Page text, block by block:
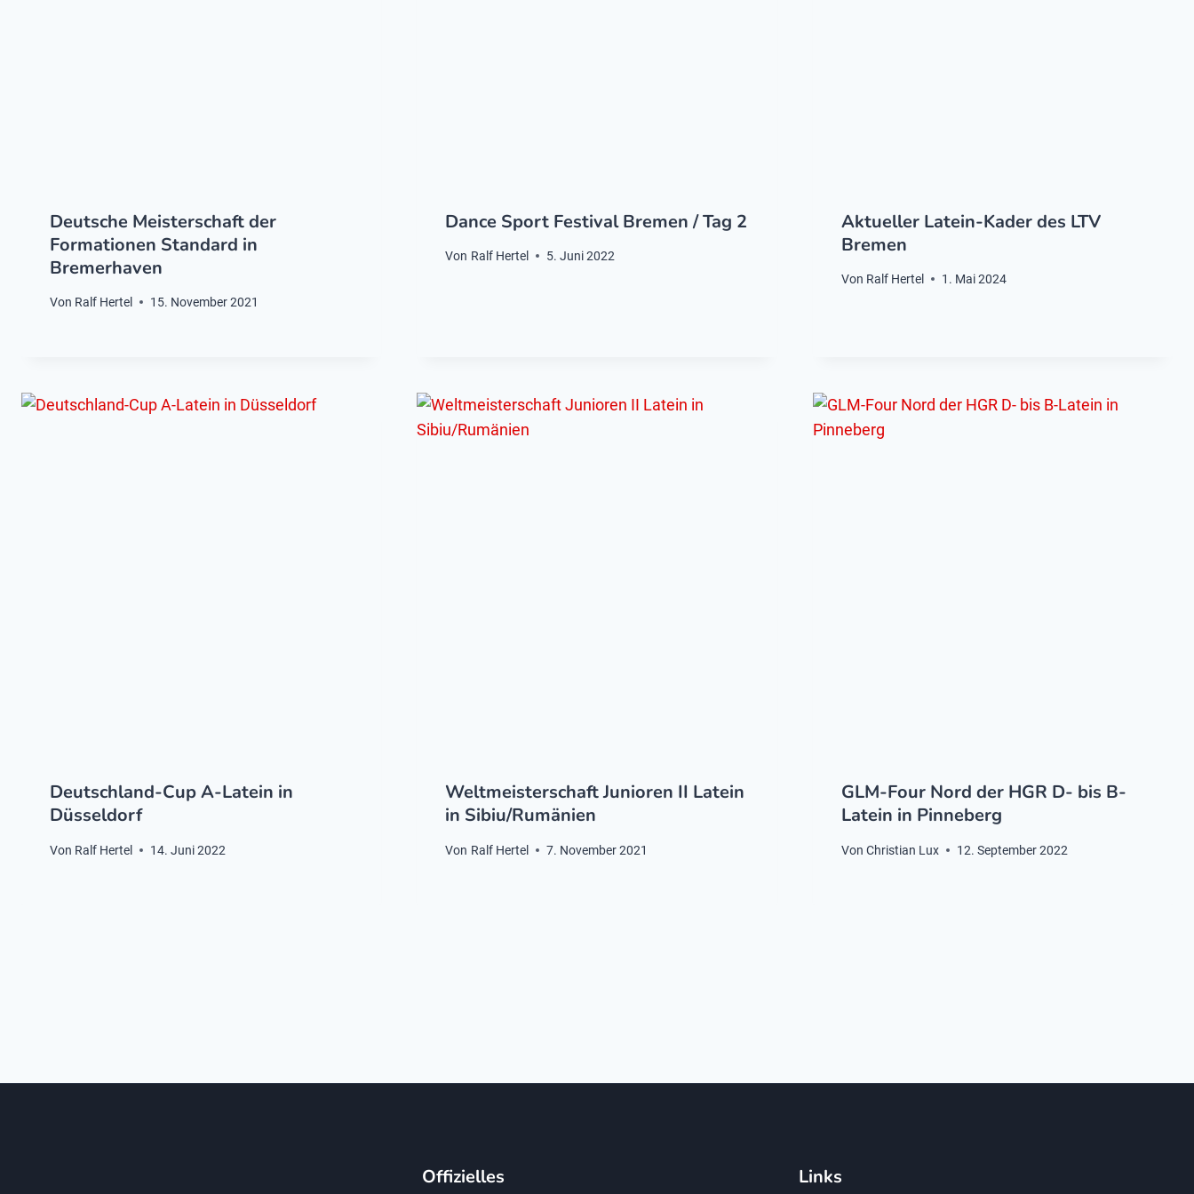
Deutsche Meisterschaft der
Formationen Standard in
Bremerhaven
Von Ralf Hertel 15. November 2021
Dance Sport Festival Bremen / Tag 2
Von Ralf Hertel 5. Juni 2022
Aktueller Latein-Kader des LTV
Bremen
Von Ralf Hertel 1. Mai 2024
Deutschland-Cup A-Latein in
Düsseldorf
Von Ralf Hertel 14. Juni 2022
Weltmeisterschaft Junioren II Latein
in Sibiu/Rumänien
Von Ralf Hertel 7. November 2021
GLM-Four Nord der HGR D- bis B-
Latein in Pinneberg
Von Christian Lux 12. September 2022
Offizielles Links